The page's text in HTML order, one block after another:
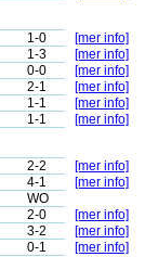
1-0
[mer info]
1-3
[mer info]
0-0
[mer info]
2-1
[mer info]
1-1
[mer info]
1-1 [mer info]
2-2
[mer info]
4-1
[mer info]
WO
2-0
[mer info]
3-2
[mer info]
0-1 [mer info]